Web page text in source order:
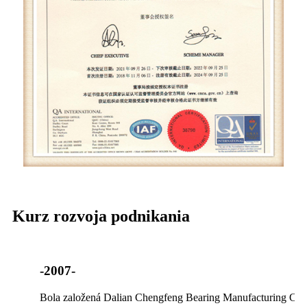
Kurz rozvoja podnikania
-2007-
Bola založená Dalian Chengfeng Bearing Manufacturing